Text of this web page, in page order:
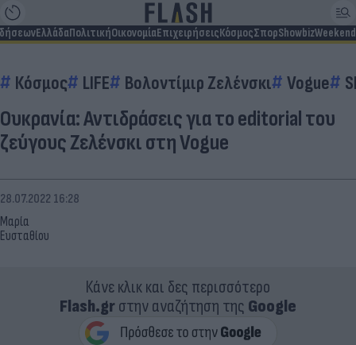
ΕλλάδαΠολιτικήΟικονομίαΕπιχειρήσειςΚόσμοςΣπορShowbizWeekend
Κόσμος LIFE Βολοντίμιρ Ζελένσκι Vogue
Oυκρανία: Αντιδράσεις για το editorial του
ζεύγους Ζελένσκι στη Vogue
Μαρία
Ευσταθίου
28.07.2022 16:28
Κάνε κλικ και δες περισσότερο
Flash.grστην αναζήτηση της Google